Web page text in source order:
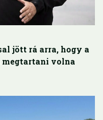
jött rá arra, hogy a
megtartani volna